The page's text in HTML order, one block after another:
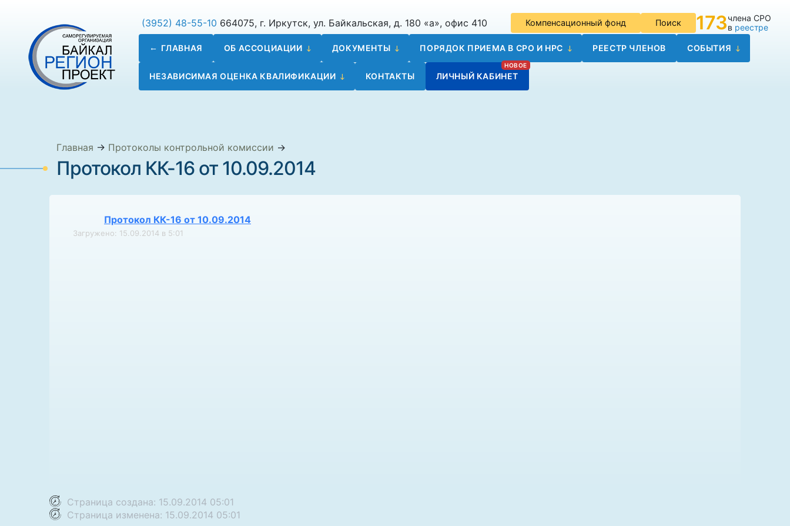
(3952) 48-55-10 664075, г. Иркутск, ул. Байкальская, д. 180 «а», офис 410 Компенсационный фонд Поиск 173члена СРО
в реестре
ГЛАВНАЯ ОБ АССОЦИАЦИИ ДОКУМЕНТЫ ПОРЯДОК ПРИЕМА В СРО И НРС РЕЕСТР ЧЛЕНОВ СОБЫТИЯ
НЕЗАВИСИМАЯ ОЦЕНКА КВАЛИФИКАЦИИ КОНТАКТЫ ЛИЧНЫЙ КАБИНЕТ
Главная → Протоколы контрольной комиссии →
Протокол КК-16 от 10.09.2014
Протокол КК-16 от 10.09.2014
Загружено: 15.09.2014 в 5:01
Страница создана: 15.09.2014 05:01
Страница изменена: 15.09.2014 05:01